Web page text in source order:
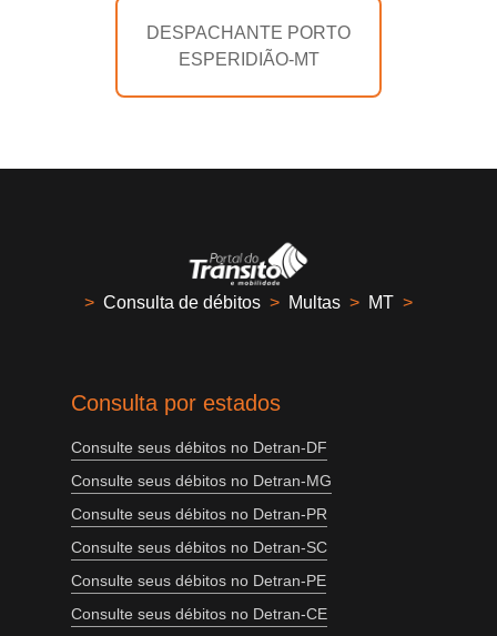
DESPACHANTE PORTO
ESPERIDIÃO-MT
> Consulta de débitos > Multas > MT >
Consulta por estados
Consulte seus débitos no Detran-DF
Consulte seus débitos no Detran-MG
Consulte seus débitos no Detran-PR
Consulte seus débitos no Detran-SC
Consulte seus débitos no Detran-PE
Consulte seus débitos no Detran-CE